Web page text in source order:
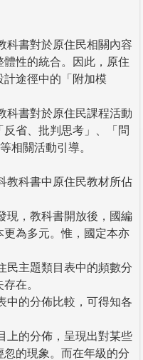
科書對於原住民相關內容
性的統合。因此，原住
計途徑中的「附加模
科書對於原住民課程活動
省、批判思考」、「問
相關活動引導。
教科書中原住民教材所佔
現，教科書開放後，國編
為多元。惟，國定本亦
民主題類目表中的頻數分
在。
中的分佈比較，可得知各
上的分佈，呈現出對某些
的現象。而在年級的分